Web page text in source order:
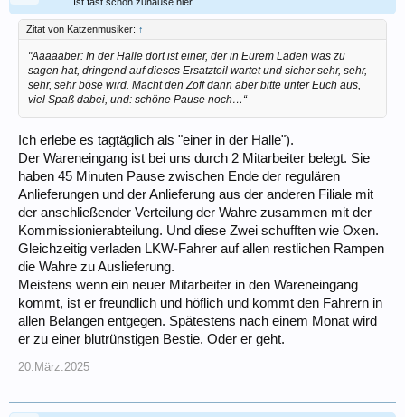
Zitat von Katzenmusiker: ↑
"Aaaaaber: In der Halle dort ist einer, der in Eurem Laden was zu
sagen hat, dringend auf dieses Ersatzteil wartet und sicher sehr, sehr,
sehr, sehr böse wird. Macht den Zoff dann aber bitte unter Euch aus,
viel Spaß dabei, und: schöne Pause noch…“
Ich erlebe es tagtäglich als "einer in der Halle").
Der Wareneingang ist bei uns durch 2 Mitarbeiter belegt. Sie
haben 45 Minuten Pause zwischen Ende der regulären
Anlieferungen und der Anlieferung aus der anderen Filiale mit
der anschließender Verteilung der Wahre zusammen mit der
Kommissionierabteilung. Und diese Zwei schufften wie Oxen.
Gleichzeitig verladen LKW-Fahrer auf allen restlichen Rampen
die Wahre zu Auslieferung.
Meistens wenn ein neuer Mitarbeiter in den Wareneingang
kommt, ist er freundlich und höflich und kommt den Fahrern in
allen Belangen entgegen. Spätestens nach einem Monat wird
er zu einer blutrünstigen Bestie. Oder er geht.
20.März.2025